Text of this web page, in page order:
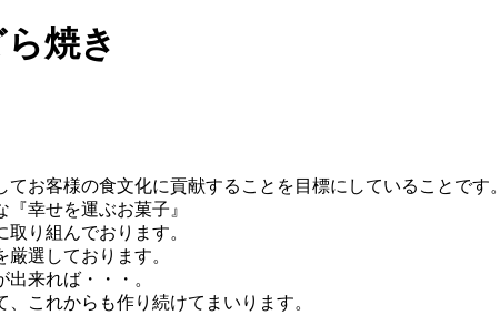
焼き
お客様の食文化に貢献することを目標にしていることです。
幸せを運ぶお菓子』
り組んでおります。
選しております。
来れば・・・。
これからも作り続けてまいります。